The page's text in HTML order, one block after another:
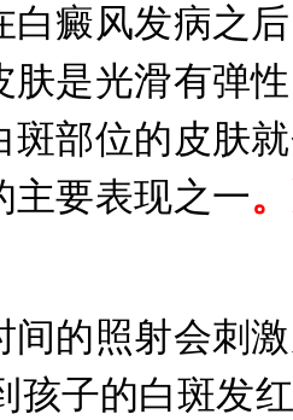
癜风发病之后
是光滑有弹
部位的皮肤
主要表现之一
照射会刺激
子的白斑发